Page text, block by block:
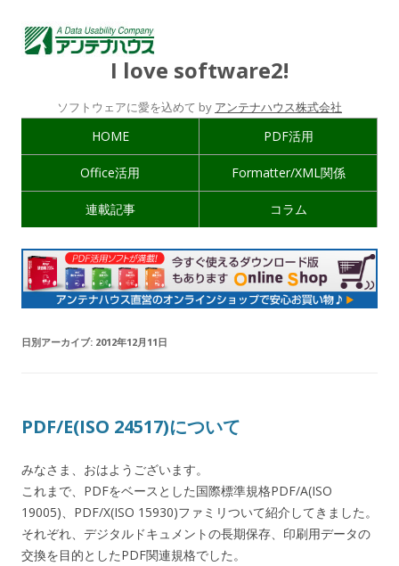
I love software2!
ソフトウェアに愛を込めて by アンテナハウス株式会社
HOME PDF活用
Office活用 Formatter/XML関係
連載記事 コラム
日別アーカイブ: 2012年12月11日
PDF/E(ISO 24517)について
みなさま、おはようございます。
これまで、PDFをベースとした国際標準規格PDF/A(ISO
19005)、PDF/X(ISO 15930)ファミリついて紹介してきました。
それぞれ、デジタルドキュメントの長期保存、印刷用データの
交換を目的としたPDF関連規格でした。